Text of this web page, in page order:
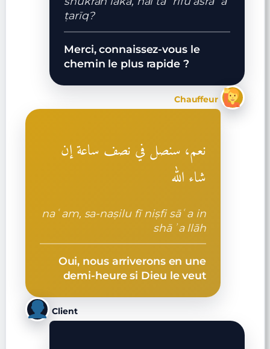
ṭarīq?
Merci, connaissez-vous le
chemin le plus rapide ?
Chauffeur
نعم، سنصل في نصف ساعة إن
شاء الله
naʿam, sa-naṣilu fī niṣfi sāʿa in
shāʾa llāh
Oui, nous arriverons en une
demi-heure si Dieu le veut
Client